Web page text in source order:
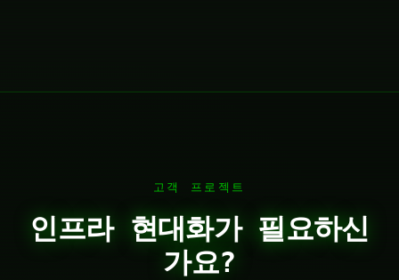
고객 프로젝트
인프라 현대화가 필요하신
가요?